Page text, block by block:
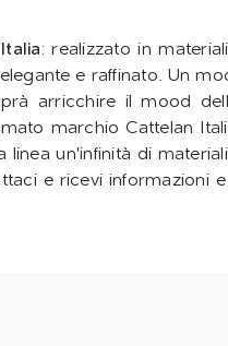
: realizzato in
e raffinato. Un
arricchire il mood
marchio Cattelan
un'infinità di
e ricevi informazioni